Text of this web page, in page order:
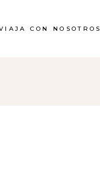
CON NOSOTROS